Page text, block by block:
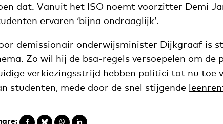
dat. Vanuit het ISO noemt voorzitter Demi
ervaren ‘bijna ondraaglijk’.
demissionair onderwijsminister Dijkgraaf is
Zo wil hij de bsa-regels versoepelen om de
verkiezingsstrijd hebben politici tot nu toe
studenten, mede door de snel stijgende